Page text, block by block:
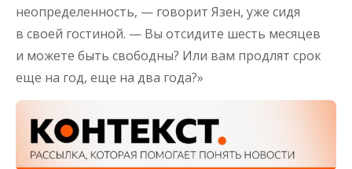
неопределенность, — говорит Язен, уже сидя
в своей гостиной. — Вы отсидите шесть месяцев
и можете быть свободны? Или вам продлят срок
еще на год, еще на два года?»